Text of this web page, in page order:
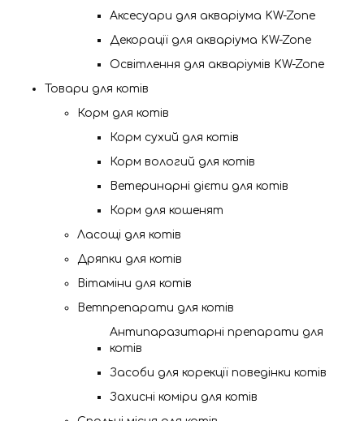
Аксесуари для акваріума KW-Zone
Декорації для акваріума KW-Zone
Освітлення для акваріумів KW-Zone
Товари для котів
Корм для котiв
Корм сухий для котів
Корм вологий для котів
Ветеринарні дієти для котів
Корм для кошенят
Ласощі для котів
Дряпки для котів
Вітаміни для котів
Ветпрепарати для котів
Антипаразитарні препарати для
котів
Засоби для корекції поведінки котів
Захисні коміри для котів